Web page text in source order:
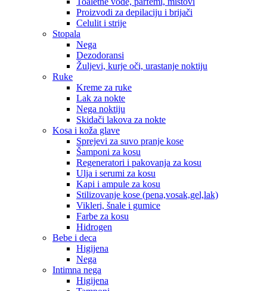
Proizvodi za depilaciju i brijači
Celulit i strije
Stopala
Nega
Dezodoransi
Žuljevi, kurje oči, urastanje noktiju
Ruke
Kreme za ruke
Lak za nokte
Nega noktiju
Skidači lakova za nokte
Kosa i koža glave
Sprejevi za suvo pranje kose
Šamponi za kosu
Regeneratori i pakovanja za kosu
Ulja i serumi za kosu
Kapi i ampule za kosu
Stilizovanje kose (pena,vosak,gel,lak)
Vikleri, šnale i gumice
Farbe za kosu
Hidrogen
Bebe i deca
Higijena
Nega
Intimna nega
Higijena